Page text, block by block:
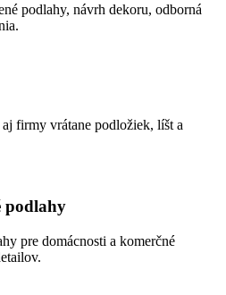
podlahy, návrh dekoru, odborná
firmy vrátane podložiek, líšt a
podlahy
pre domácnosti a komerčné